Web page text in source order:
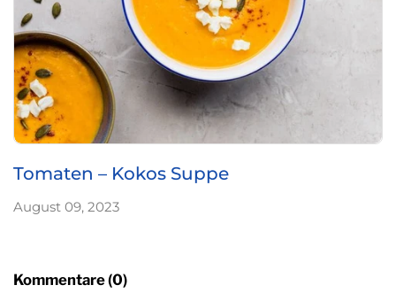
Tomaten – Kokos Suppe
August 09, 2023
Kommentare (0)